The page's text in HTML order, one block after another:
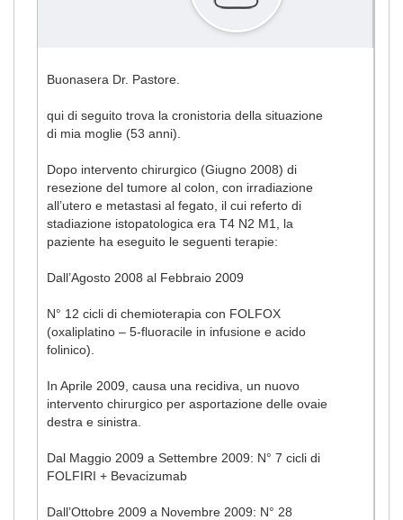
Buonasera Dr. Pastore.
qui di seguito trova la cronistoria della situazione
di mia moglie (53 anni).
Dopo intervento chirurgico (Giugno 2008) di
resezione del tumore al colon, con irradiazione
all’utero e metastasi al fegato, il cui referto di
stadiazione istopatologica era T4 N2 M1, la
paziente ha eseguito le seguenti terapie:
Dall’Agosto 2008 al Febbraio 2009
N° 12 cicli di chemioterapia con FOLFOX
(oxaliplatino – 5-fluoracile in infusione e acido
folinico).
In Aprile 2009, causa una recidiva, un nuovo
intervento chirurgico per asportazione delle ovaie
destra e sinistra.
Dal Maggio 2009 a Settembre 2009: N° 7 cicli di
FOLFIRI + Bevacizumab
Dall’Ottobre 2009 a Novembre 2009: N° 28